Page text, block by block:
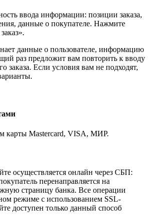
ввода информации: позиции заказа,
данные о покупателе. Нажмите
данные о пользователе, информацию
раз предложит вам повторить к вводу
заказа. Если условия вам не подходят,
карты Mastercard, VISA, МИР.
осуществляется онлайн через СБП:
перенаправляется на
страницу банка. Все операции
режиме с использованием SSL-
доступен только данный способ